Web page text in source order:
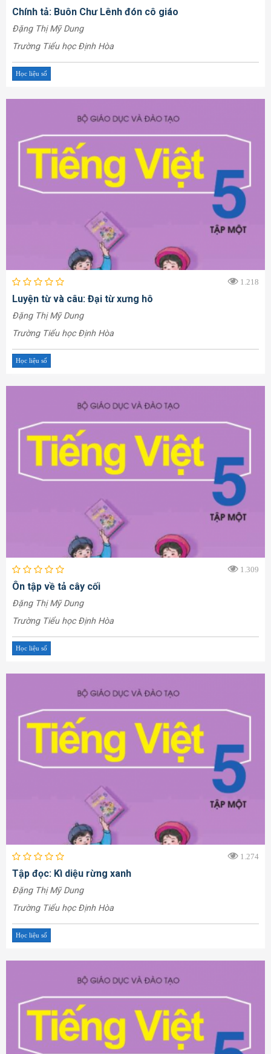
Chính tả: Buôn Chư Lênh đón cô giáo
Đặng Thị Mỹ Dung
Trường Tiểu học Định Hòa
Học liệu số
1.218
Luyện từ và câu: Đại từ xưng hô
Đặng Thị Mỹ Dung
Trường Tiểu học Định Hòa
Học liệu số
1.309
Ôn tập về tả cây cối
Đặng Thị Mỹ Dung
Trường Tiểu học Định Hòa
Học liệu số
1.274
Tập đọc: Kì diệu rừng xanh
Đặng Thị Mỹ Dung
Trường Tiểu học Định Hòa
Học liệu số